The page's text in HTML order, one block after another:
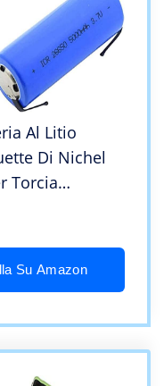
Al Litio
Di Nichel
Torcia
Su Amazon